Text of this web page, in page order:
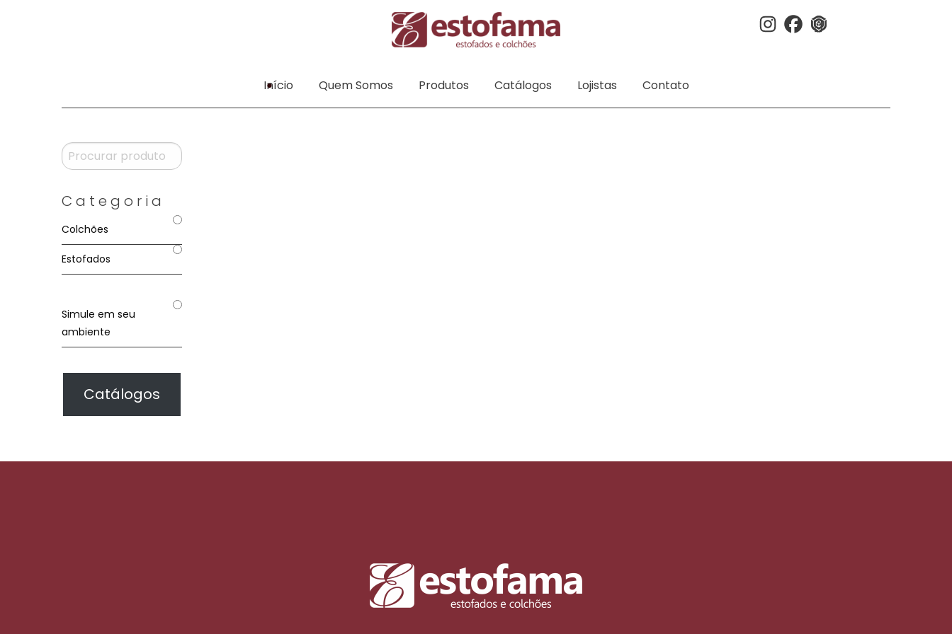
Início Quem Somos Produtos Catálogos Lojistas Contato
Categoria
Colchões
Estofados
Simule em seu
ambiente
Catálogos